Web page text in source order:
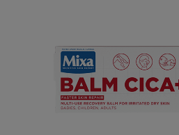
(iii) zachováte u takto
prohlášení a informace o
s tím, že budete nadále
Podmínkámi v této textaci
Dále není dovoleno
prodávat nebo šířit Obsah